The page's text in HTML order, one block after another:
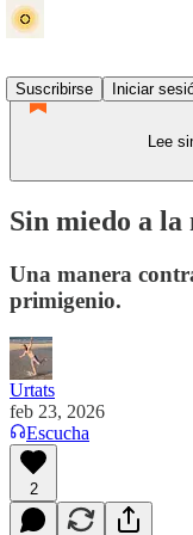
Suscribirse
Iniciar
Lee
Sin miedo a la
Una manera
primigenio.
Urtats
feb 23, 2026
Escucha
2